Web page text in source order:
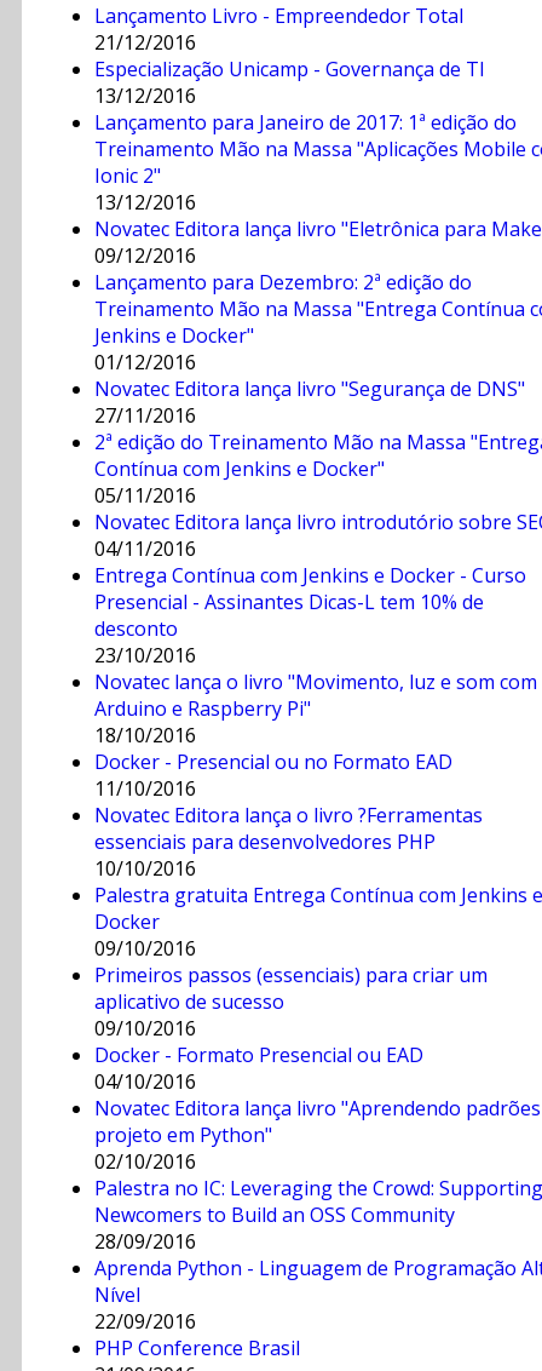
Lançamento Livro - Empreendedor Total
21/12/2016
Especialização Unicamp - Governança de TI
13/12/2016
Lançamento para Janeiro de 2017: 1ª edição do
Treinamento Mão na Massa "Aplicações Mobile
Ionic 2"
13/12/2016
Novatec Editora lança livro "Eletrônica para
09/12/2016
Lançamento para Dezembro: 2ª edição do
Treinamento Mão na Massa "Entrega Contínua
Jenkins e Docker"
01/12/2016
Novatec Editora lança livro "Segurança de DNS"
27/11/2016
2ª edição do Treinamento Mão na Massa
Contínua com Jenkins e Docker"
05/11/2016
Novatec Editora lança livro introdutório sobre
04/11/2016
Entrega Contínua com Jenkins e Docker - Curso
Presencial - Assinantes Dicas-L tem 10% de
desconto
23/10/2016
Novatec lança o livro "Movimento, luz e som com
Arduino e Raspberry Pi"
18/10/2016
Docker - Presencial ou no Formato EAD
11/10/2016
Novatec Editora lança o livro ?Ferramentas
essenciais para desenvolvedores PHP
10/10/2016
Palestra gratuita Entrega Contínua com Jenkins e
Docker
09/10/2016
Primeiros passos (essenciais) para criar um
aplicativo de sucesso
09/10/2016
Docker - Formato Presencial ou EAD
04/10/2016
Novatec Editora lança livro "Aprendendo
projeto em Python"
02/10/2016
Palestra no IC: Leveraging the Crowd: Supporting
Newcomers to Build an OSS Community
28/09/2016
Aprenda Python - Linguagem de Programação
Nível
22/09/2016
PHP Conference Brasil